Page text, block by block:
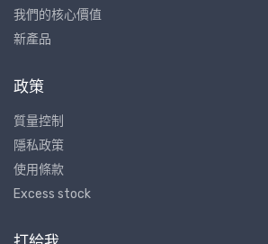
我們的核心價值
新產品
政策
質量控制
隱私政策
使用條款
Excess stock